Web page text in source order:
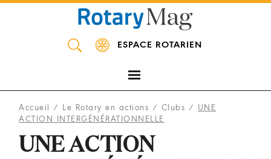
ESPACE ROTARIEN
Accueil / Le Rotary en actions / Clubs / UNE
ACTION INTERGÉNÉRATIONNELLE
UNE ACTION
Panneau de gestion des cookies